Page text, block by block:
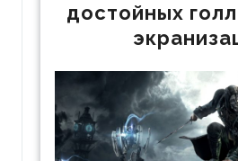
достойных